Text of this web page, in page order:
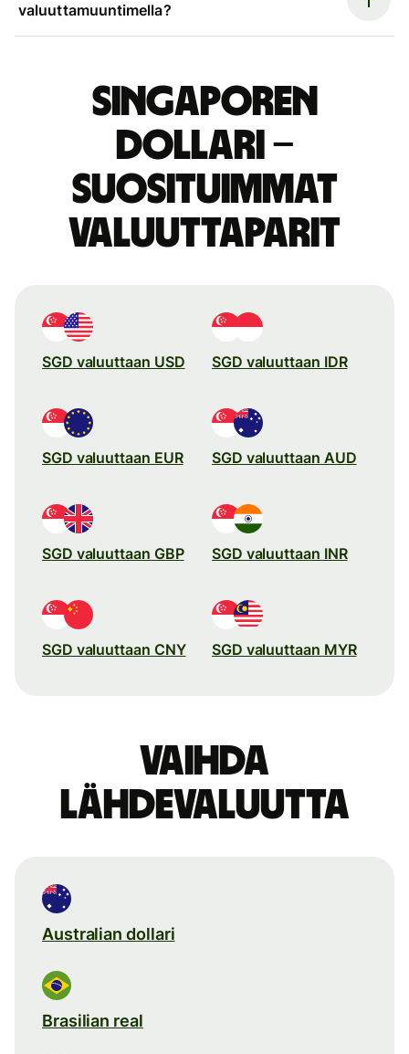
valuuttamuuntimella?
Singaporen
dollari –
suosituimmat
valuuttaparit
SGD valuuttaan USD SGD valuuttaan IDR
SGD valuuttaan EUR SGD valuuttaan AUD
SGD valuuttaan GBP SGD valuuttaan INR
SGD valuuttaan CNY SGD valuuttaan MYR
Vaihda
lähdevaluutta
Australian dollari
Brasilian real